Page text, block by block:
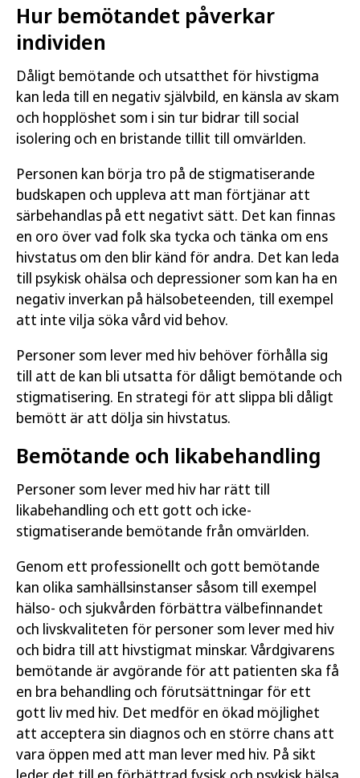
Hur bemötandet påverkar
individen
Dåligt bemötande och utsatthet för hivstigma
kan leda till en negativ självbild, en känsla av skam
och hopplöshet som i sin tur bidrar till social
isolering och en bristande tillit till omvärlden.
Personen kan börja tro på de stigmatiserande
budskapen och uppleva att man förtjänar att
särbehandlas på ett negativt sätt. Det kan finnas
en oro över vad folk ska tycka och tänka om ens
hivstatus om den blir känd för andra. Det kan leda
till psykisk ohälsa och depressioner som kan ha en
negativ inverkan på hälsobeteenden, till exempel
att inte vilja söka vård vid behov.
Personer som lever med hiv behöver förhålla sig
till att de kan bli utsatta för dåligt bemötande och
stigmatisering. En strategi för att slippa bli dåligt
bemött är att dölja sin hivstatus.
Bemötande och likabehandling
Personer som lever med hiv har rätt till
likabehandling och ett gott och icke-
stigmatiserande bemötande från omvärlden.
Genom ett professionellt och gott bemötande
kan olika samhällsinstanser såsom till exempel
hälso- och sjukvården förbättra välbefinnandet
och livskvaliteten för personer som lever med hiv
och bidra till att hivstigmat minskar. Vårdgivarens
bemötande är avgörande för att patienten ska få
en bra behandling och förutsättningar för ett
gott liv med hiv. Det medför en ökad möjlighet
att acceptera sin diagnos och en större chans att
vara öppen med att man lever med hiv. På sikt